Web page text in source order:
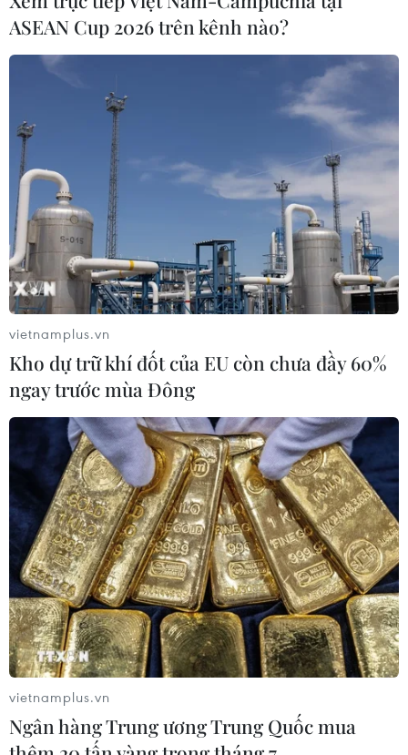
ASEAN Cup 2026 trên kênh nào?
vietnamplus.vn
Kho dự trữ khí đốt của EU còn chưa đầy 60%
ngay trước mùa Đông
vietnamplus.vn
Ngân hàng Trung ương Trung Quốc mua